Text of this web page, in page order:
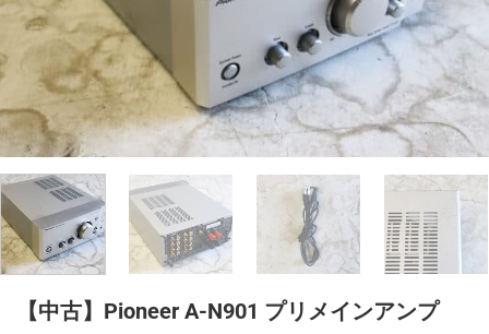
【中古】Pioneer A-N901 プリメインアンプ